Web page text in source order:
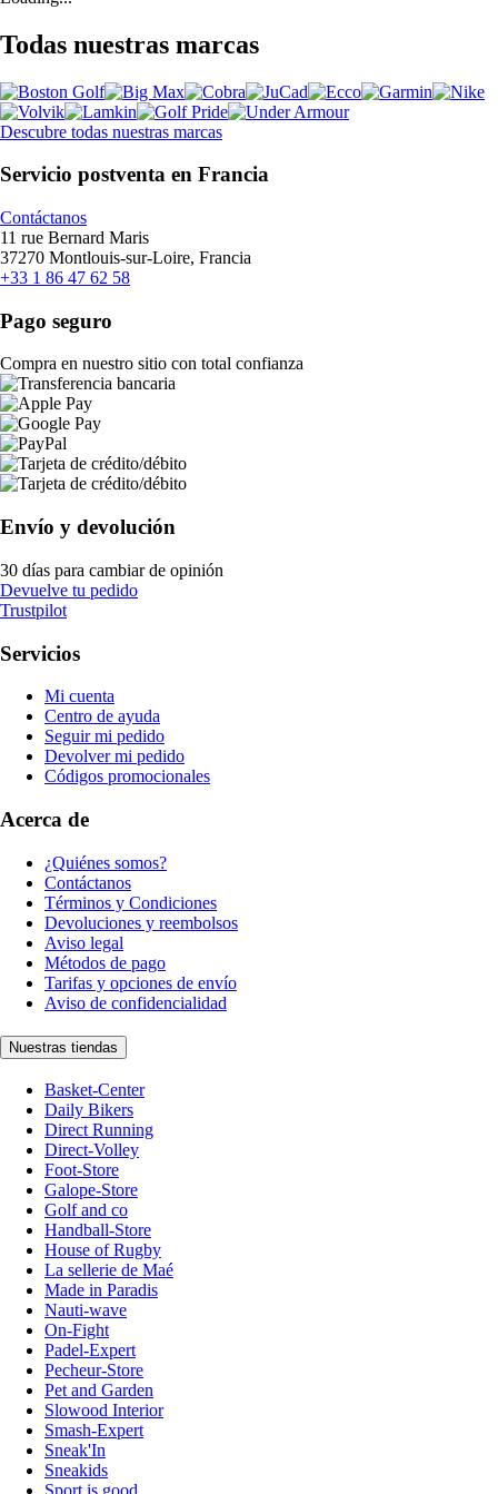
Todas nuestras marcas
Descubre todas nuestras marcas
Servicio postventa en Francia
Contáctanos
11 rue Bernard Maris
37270 Montlouis-sur-Loire, Francia
+33 1 86 47 62 58
Pago seguro
Compra en nuestro sitio con total confianza
Envío y devolución
30 días para cambiar de opinión
Devuelve tu pedido
Trustpilot
Servicios
Mi cuenta
Centro de ayuda
Seguir mi pedido
Devolver mi pedido
Códigos promocionales
Acerca de
¿Quiénes somos?
Contáctanos
Términos y Condiciones
Devoluciones y reembolsos
Aviso legal
Métodos de pago
Tarifas y opciones de envío
Aviso de confidencialidad
Nuestras tiendas
Basket-Center
Daily Bikers
Direct Running
Direct-Volley
Foot-Store
Galope-Store
Golf and co
Handball-Store
House of Rugby
La sellerie de Maé
Made in Paradis
Nauti-wave
On-Fight
Padel-Expert
Pecheur-Store
Pet and Garden
Slowood Interior
Smash-Expert
Sneak'In
Sneakids